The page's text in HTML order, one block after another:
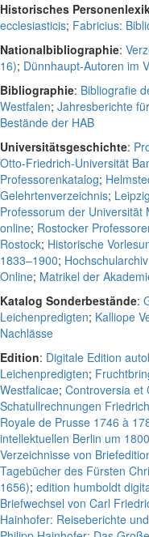
Historisches
ecclesiasticis; Fabricius:
Nationalbibliographie:
16); Dünnhaupt-Autoren im
Bibliographie: Bibliografie
Westfalen; Jahresberichte
Bestände der HAB
Universitätsgeschichte:
Otto-Friedrich-Universität
Professorenkatalog;
Gelehrtenverzeichnis;
Professorum der Universität
online; Rostocker
Rostock; Historische
1833–1900;
Online; Matrikel der
Katalog Sonderbestände:
Leichenpredigten; Kalliope
Nachlässe
Edition: Digitale Edition
Leichenpredigten;
Westfalicae; Controversia et
Schatullrechnungen
Royale de Prusse 1746 à
intellektuellen Berlin um 1800
Verzeichnisse von
Tagebücher des Fürsten
1656); edition humboldt
Briefwechsel von Carl
Hainhofer: Reiseberichte